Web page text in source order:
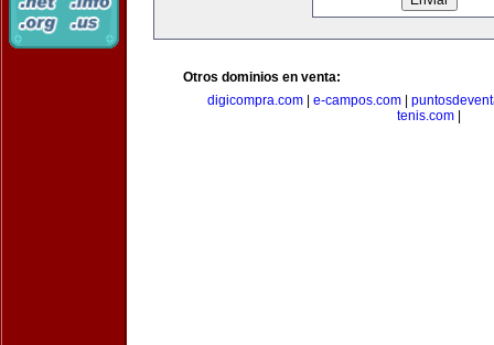
Otros dominios en venta:
digicompra.com
e-campos.com
tenis.com